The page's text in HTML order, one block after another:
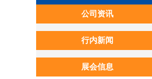
公司资讯
行内新闻
展会信息